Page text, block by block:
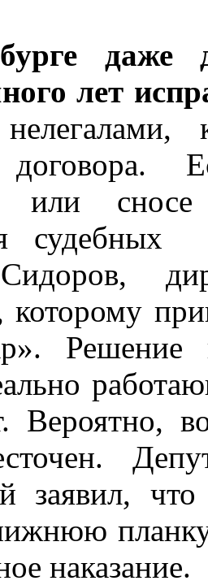
даже
лет
договора.
или
судебных
которому
Вероятно,
заявил,
наказание.